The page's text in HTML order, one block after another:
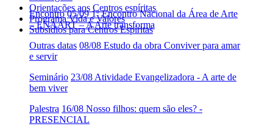
Orientações aos Centros espíritas
Programa Vida e Valores
Subsídios para Centros Espíritas
Encontro 05/09 1º Encontro Nacional da Área de Arte
– ENAART – A Arte transforma
Outras datas 08/08 Estudo da obra Conviver para amar
e servir
Seminário 23/08 Atividade Evangelizadora - A arte de
bem viver
Palestra 16/08 Nosso filhos: quem são eles? -
PRESENCIAL